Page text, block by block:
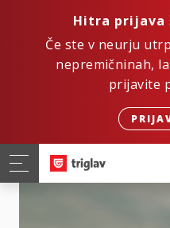
Hitra prijava
Če ste v neurju
nepremičninah,
prijavite